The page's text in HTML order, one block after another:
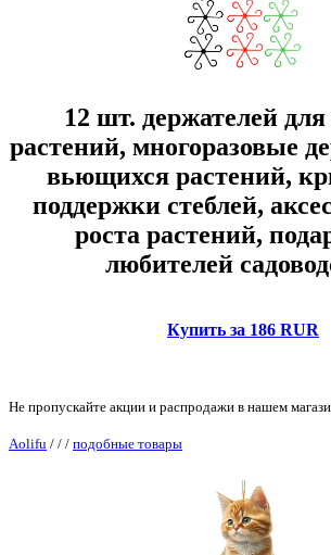
12 шт. держателей для
растений, многоразовые
вьющихся растений,
поддержки стеблей,
роста растений,
любителей
Купить за 186 RUR
Не пропускайте акции и распродажи в нашем
Aolifu / / / подобные товары